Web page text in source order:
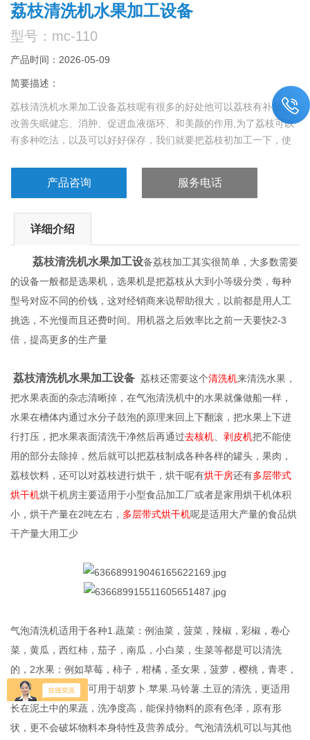
荔枝清洗机水果加工设备
型号：mc-110
产品时间：2026-05-09
简要描述：
荔枝清洗机水果加工设备荔枝呢有很多的好处他可以荔枝有补脑、
改善失眠健忘、消肿、促进血液循环、和美颜的作用,为了荔枝可以
有多种吃法，以及可以好好保存，我们就要把荔枝初加工一下，使
产品咨询 服务电话
详细介绍
荔枝清洗机水果加工设备荔枝加工其实很简单，大多数需要
的设备一般都是选果机，选果机是把荔枝从大到小等级分类，每种
型号对应不同的价钱，这对经销商来说帮助很大，以前都是用人工
挑选，不光慢而且还费时间。用机器之后效率比之前一天要快2-3
倍，提高更多的生产量
荔枝清洗机水果加工设备 荔枝还需要这个清洗机来清洗水果，
把水果表面的杂志清晰掉，在气泡清洗机中的水果就像做船一样，
水果在槽体内通过水分子鼓泡的原理来回上下翻滚，把水果上下进
行打压，把水果表面清洗干净然后再通过去核机 、剥皮机把不能使
用的部分去除掉，然后就可以把荔枝制成各种各样的罐头，果肉，
荔枝饮料，还可以对荔枝进行烘干，烘干呢有烘干房还有多层带式
烘干机烘干机房主要适用于小型食品加工厂或者是家用烘干机体积
小，烘干产量在2吨左右， 多层带式烘干机呢是适用大产量的食品烘
干产量大用工少
气泡清洗机适用于各种1.蔬菜：例油菜，菠菜，辣椒，彩椒，卷心
菜，黄瓜，西红柿，茄子，南瓜，小白菜，生菜等都是可以清洗
的，2水果：例如草莓，柿子，柑橘，圣女果，菠萝，樱桃，青枣，
红枣，大枣等，并可用于胡萝卜.苹果.马铃薯.土豆的清洗，更适用
长在泥土中的果蔬，洗净度高，能保持物料的原有色泽，原有形
状，更不会破坏物料本身特性及营养成分。气泡清洗机可以与其他